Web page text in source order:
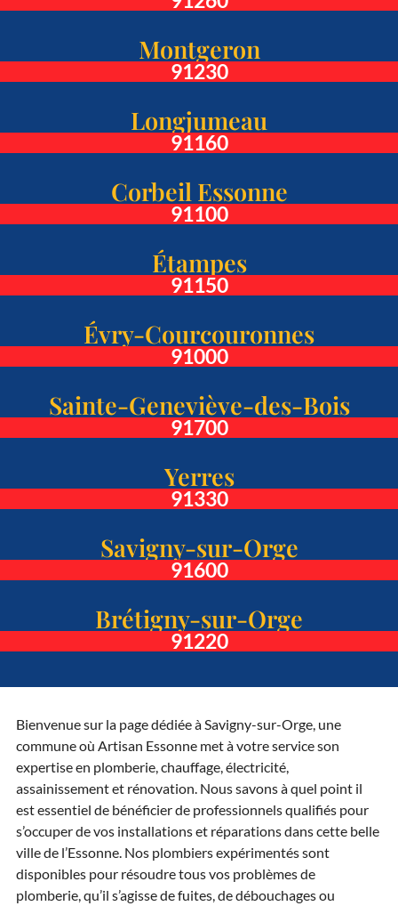
Montgeron
91230
Longjumeau
91160
Corbeil Essonne
91100
Étampes
91150
Évry-Courcouronnes
91000
Sainte-Geneviève-des-Bois
91700
Yerres
91330
Savigny-sur-Orge
91600
Brétigny-sur-Orge
91220
Bienvenue sur la page dédiée à Savigny-sur-Orge, une
commune où Artisan Essonne met à votre service son
expertise en plomberie, chauffage, électricité,
assainissement et rénovation. Nous savons à quel point il
est essentiel de bénéficier de professionnels qualifiés pour
s’occuper de vos installations et réparations dans cette belle
ville de l’Essonne. Nos plombiers expérimentés sont
disponibles pour résoudre tous vos problèmes de
plomberie, qu’il s’agisse de fuites, de débouchages ou